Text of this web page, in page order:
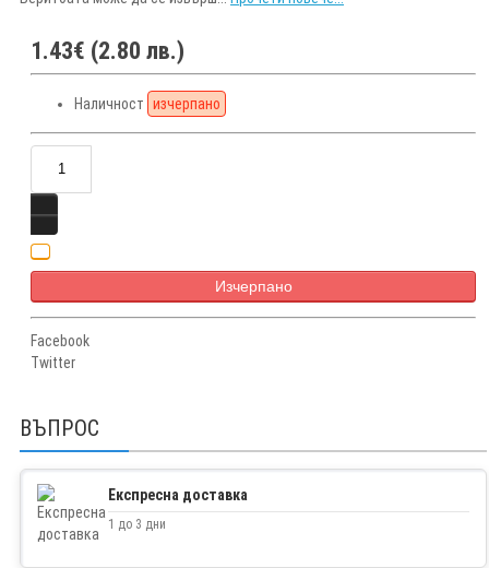
1.43€ (2.80 лв.)
Наличност изчерпано
Изчерпано
Facebook
Twitter
ВЪПРОС
Експресна доставка
1 до 3 дни